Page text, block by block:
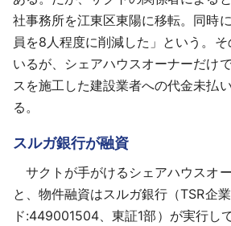
社事務所を江東区東陽に移転。同時
員を8人程度に削減した」という。
いるが、シェアハウスオーナーだけ
スを施工した建設業者への代金未払
る。
スルガ銀行が融資
サクトが手がけるシェアハウスオ
と、物件融資はスルガ銀行（TSR企
ド:449001504、東証1部）が実行し